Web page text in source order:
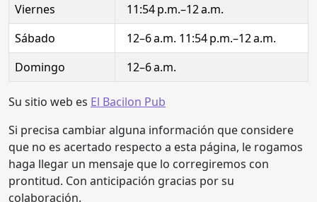
Viernes
11:54 p.m.–12 a.m.
Sábado
12–6 a.m. 11:54 p.m.–12 a.m.
Domingo
12–6 a.m.
Su sitio web es El Bacilon Pub
Si precisa cambiar alguna información que considere
que no es acertado respecto a esta página, le rogamos
haga llegar un mensaje que lo corregiremos con
prontitud. Con anticipación gracias por su
colaboración.